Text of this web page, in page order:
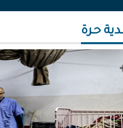
غزة قنابل موقوتة.. خَرابٌ نَخَر
والتربة!
الله التركماني ورشا فرحات
وضحكوا".. انتهاكات جنسية
في سجون "إسرائيل"!
طولكرم بين وعود الإغاثة وواقع
حـرة